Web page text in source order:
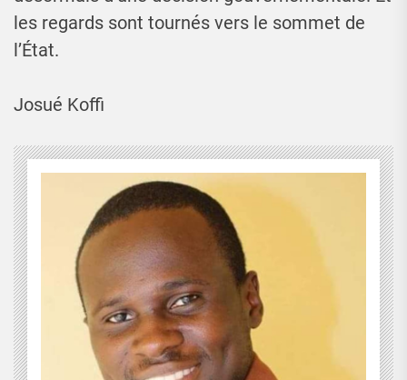
les regards sont tournés vers le sommet de
l’État.
Josué Koffi